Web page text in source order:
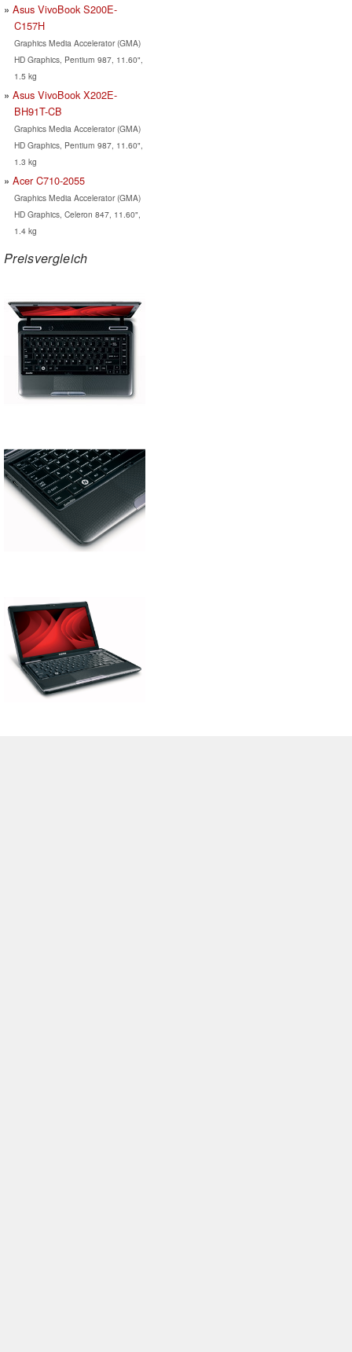
Asus VivoBook S200E-
C157H
Graphics Media Accelerator (GMA)
HD Graphics, Pentium 987, 11.60",
1.5 kg
Asus VivoBook X202E-
BH91T-CB
Graphics Media Accelerator (GMA)
HD Graphics, Pentium 987, 11.60",
1.3 kg
Acer C710-2055
Graphics Media Accelerator (GMA)
HD Graphics, Celeron 847, 11.60",
1.4 kg
Preisvergleich